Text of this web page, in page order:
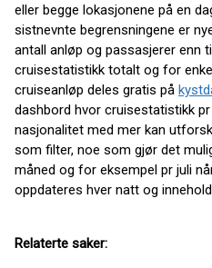
eller begge lokasjonene på en
sistnevnte begrensningene er
antall anløp og passasjerer enn
cruisestatistikk totalt og for
cruiseanløp deles gratis på
dashbord hvor cruisestatistikk
nasjonalitet med mer kan
som filter, noe som gjør det
måned og for eksempel pr juli
oppdateres hver natt og
Relaterte saker: